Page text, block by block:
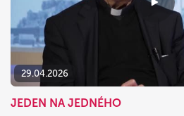
29.04.2026
JEDEN NA JEDNÉHO